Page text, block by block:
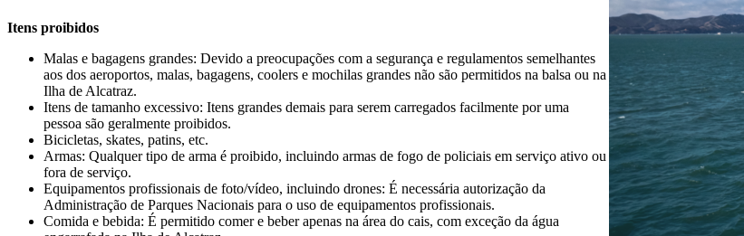
Itens proibidos
Malas e bagagens grandes: Devido a preocupações com a segurança e regulamentos semelhantes
aos dos aeroportos, malas, bagagens, coolers e mochilas grandes não são permitidos na balsa ou na
Ilha de Alcatraz.
Itens de tamanho excessivo: Itens grandes demais para serem carregados facilmente por uma
pessoa são geralmente proibidos.
Bicicletas, skates, patins, etc.
Armas: Qualquer tipo de arma é proibido, incluindo armas de fogo de policiais em serviço ativo ou
fora de serviço.
Equipamentos profissionais de foto/vídeo, incluindo drones: É necessária autorização da
Administração de Parques Nacionais para o uso de equipamentos profissionais.
Comida e bebida: É permitido comer e beber apenas na área do cais, com exceção da água